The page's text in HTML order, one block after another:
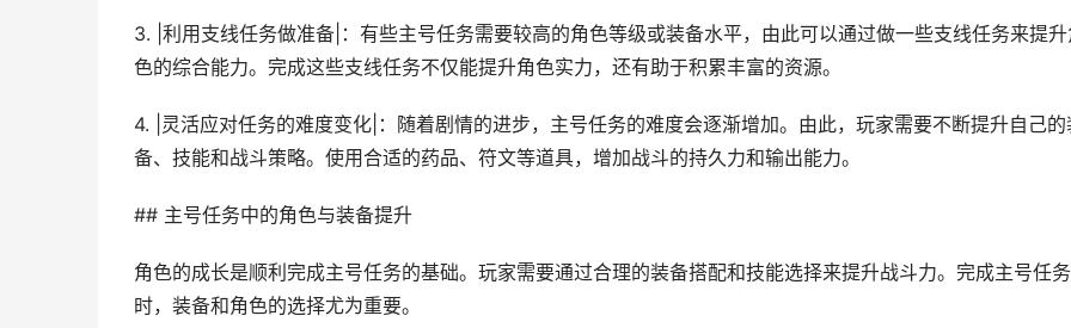
3. |利用支线任务做准备|：有些主号任务需要较高的角色等级或装备水平，由此可以通过做一些支线任务来提升
色的综合能力。完成这些支线任务不仅能提升角色实力，还有助于积累丰富的资源。
4. |灵活应对任务的难度变化|：随着剧情的进步，主号任务的难度会逐渐增加。由此，玩家需要不断提升自己的
备、技能和战斗策略。使用合适的药品、符文等道具，增加战斗的持久力和输出能力。
## 主号任务中的角色与装备提升
角色的成长是顺利完成主号任务的基础。玩家需要通过合理的装备搭配和技能选择来提升战斗力。完成主号任务
时，装备和角色的选择尤为重要。